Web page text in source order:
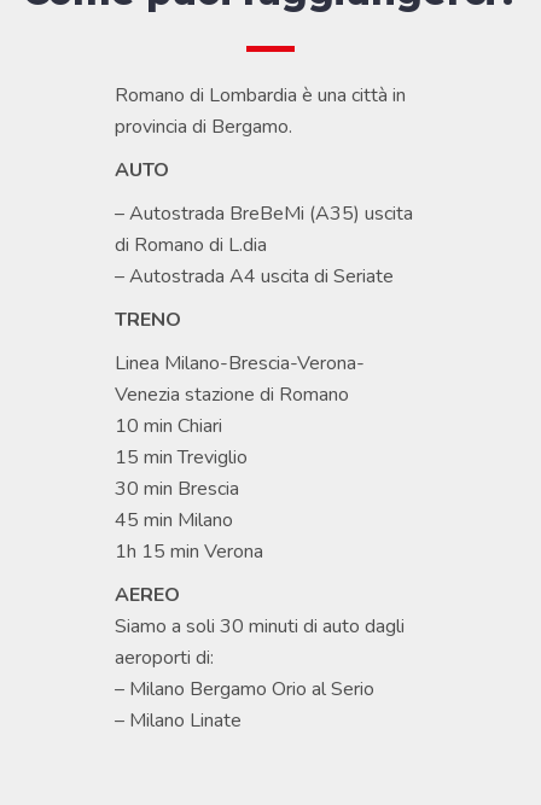
Romano di Lombardia è una città in
provincia di Bergamo.
AUTO
– Autostrada BreBeMi (A35) uscita
di Romano di L.dia
– Autostrada A4 uscita di Seriate
TRENO
Linea Milano-Brescia-Verona-
Venezia stazione di Romano
10 min Chiari
15 min Treviglio
30 min Brescia
45 min Milano
1h 15 min Verona
AEREO
Siamo a soli 30 minuti di auto dagli
aeroporti di:
– Milano Bergamo Orio al Serio
– Milano Linate